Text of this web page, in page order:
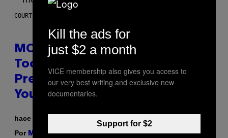
COURTESY OF MOOD
MOOD’s 4th Birthday Sale Ends
Today— Get Up to 25% Off
Prerolls, Flower, and More While
You Can
hace 49 minutos
Por Maha Haq| Reviewed byYsolt Usigan
Kill the ads for
just $2 a month
VICE membership also gives you access to
our very best writing and exclusive new
documentaries.
Support for $2